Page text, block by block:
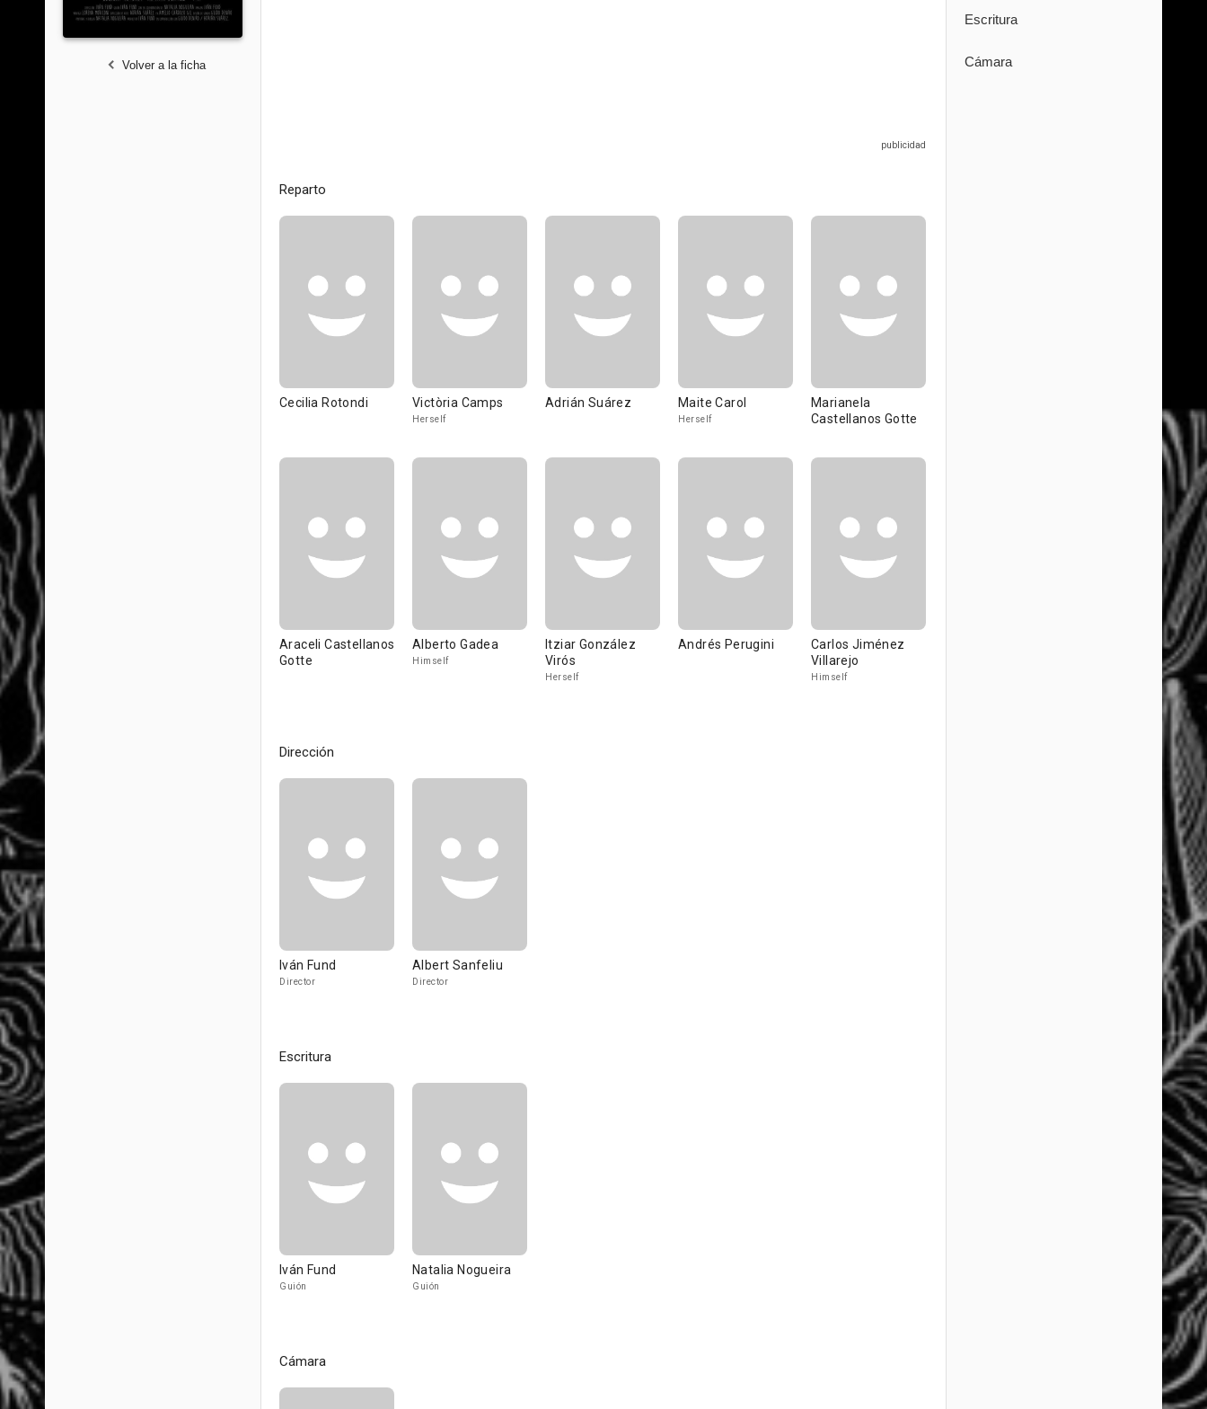
Volver a la ficha
Reparto
Cecilia Rotondi Victòria Camps
Herself
Adrián Suárez Maite Carol
Herself
Marianela
Castellanos Gotte
Araceli Castellanos
Gotte
Alberto Gadea
Himself
Itziar González
Virós
Herself
Andrés Perugini
Carlos Jiménez
Villarejo
Himself
Dirección
Iván Fund
Director
Albert Sanfeliu
Director
Escritura
Iván Fund
Guión
Natalia Nogueira
Guión
Cámara
Escritura
Cámara